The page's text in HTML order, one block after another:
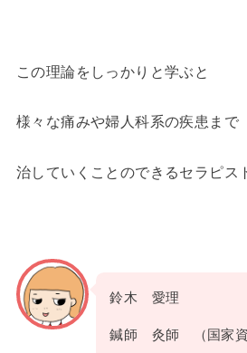
この理論をしっかりと学ぶと
様々な痛みや婦人科系の疾患まで
治していくことのできるセラピス
鈴木 愛理
鍼師 灸師 （国家資